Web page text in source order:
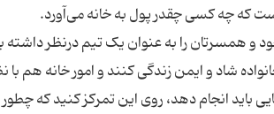
و همسرتان را به عنوان یک تیم درنظر داشته
شاد و ایمن زندگی کنند و امور خانه هم
باید انجام دهد، روی این تمرکز کنید که چطور